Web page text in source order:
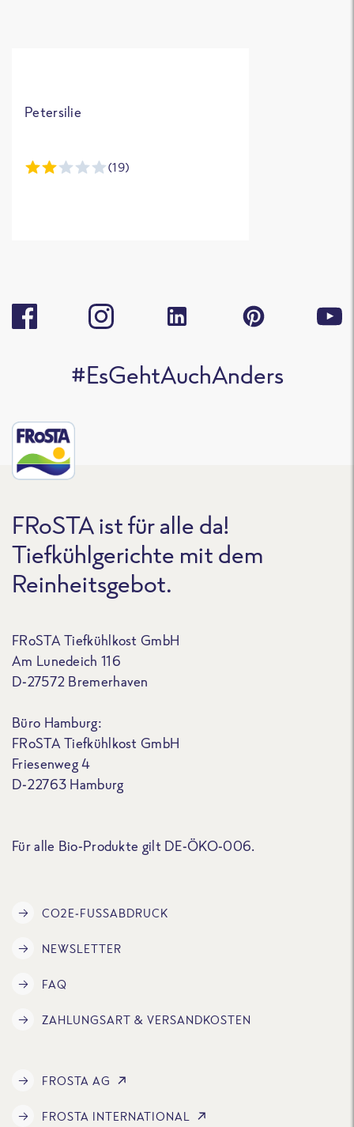
Petersilie
(19)
#EsGehtAuchAnders
FRoSTA ist für alle da!
Tiefkühlgerichte mit dem
Reinheitsgebot.
FRoSTA Tiefkühlkost GmbH
Am Lunedeich 116
D-27572 Bremerhaven
Büro Hamburg:
FRoSTA Tiefkühlkost GmbH
Friesenweg 4
D-22763 Hamburg
Für alle Bio-Produkte gilt DE-ÖKO-006.
CO2E-FUSSABDRUCK
NEWSLETTER
FAQ
ZAHLUNGSART & VERSANDKOSTEN
FROSTA AG
FROSTA INTERNATIONAL